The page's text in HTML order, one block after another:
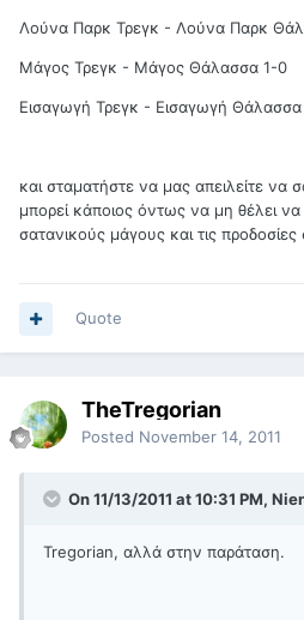
Λούνα Παρκ Τρεγκ - Λούνα Παρκ
Μάγος Τρεγκ - Μάγος Θάλασσα 1-0
Εισαγωγή Τρεγκ - Εισαγωγή
και σταματήστε να μας απειλείτε να
μπορεί κάποιος όντως να μη θέλει
σατανικούς μάγους και τις προδοσίες
Quote
TheTregorian
Posted November 14, 2011
On 11/13/2011 at 10:31 PM,
Tregorian, αλλά στην παράταση.